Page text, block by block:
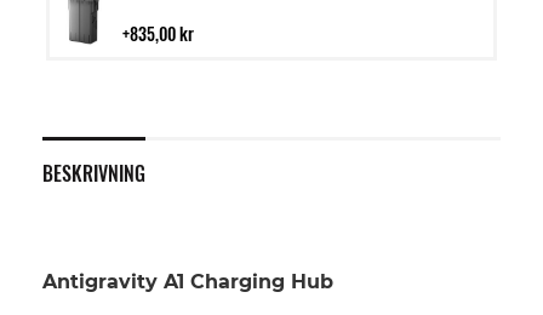
835,00 kr
i
BESKRIVNING
Antigravity A1 Charging Hub
Skip
to
the
images
gallery